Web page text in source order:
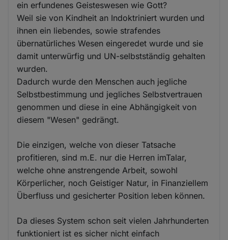
ein erfundenes Geisteswesen wie Gott?
Weil sie von Kindheit an Indoktriniert wurden und
ihnen ein liebendes, sowie strafendes
übernatürliches Wesen eingeredet wurde und sie
damit unterwürfig und UN-selbstständig gehalten
wurden.
Dadurch wurde den Menschen auch jegliche
Selbstbestimmung und jegliches Selbstvertrauen
genommen und diese in eine Abhängigkeit von
diesem "Wesen" gedrängt.
Die einzigen, welche von dieser Tatsache
profitieren, sind m.E. nur die Herren imTalar,
welche ohne anstrengende Arbeit, sowohl
Körperlicher, noch Geistiger Natur, in Finanziellem
Überfluss und gesicherter Position leben können.
Da dieses System schon seit vielen Jahrhunderten
funktioniert ist es sicher nicht einfach